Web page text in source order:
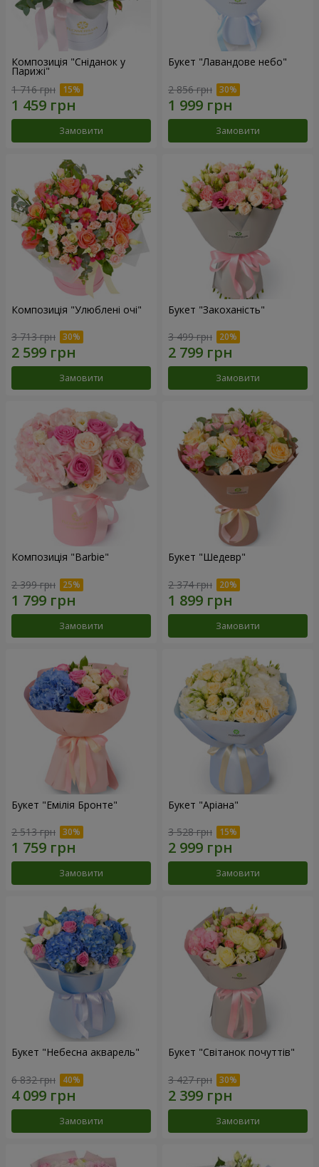
Композиція "Сніданок у
Парижі"
1 716 грн
Замовити
Букет "Лавандове небо"
2 856 грн
Замовити
Композиція "Улюблені очі"
3 713 грн
Замовити
Букет "Закоханість"
3 499 грн
Замовити
Композиція "Barbie"
2 399 грн
Замовити
Букет "Шедевр"
2 374 грн
Замовити
Букет "Емілія Бронте"
2 513 грн
Замовити
Букет "Аріана"
3 528 грн
Замовити
Букет "Небесна акварель"
6 832 грн
Замовити
Букет "Світанок почуттів"
3 427 грн
Замовити